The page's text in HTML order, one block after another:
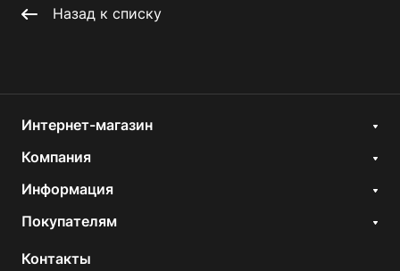
Назад к списку
Интернет-магазин
Компания
Информация
Покупателям
Контакты